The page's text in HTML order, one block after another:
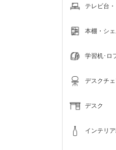
テレビ台
本棚・シ
学習机･ロ
デスクチ
デスク
インテリ